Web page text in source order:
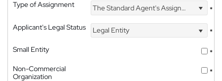
Type of Assignment The Standard Agent's Assignment
*
Applicant's Legal Status
Legal Entity
*
Small Entity
*
Non-Commercial
Organization
*